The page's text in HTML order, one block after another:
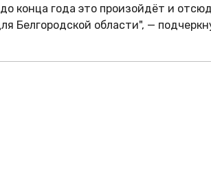
конца года это произойдёт и
Белгородской области", —